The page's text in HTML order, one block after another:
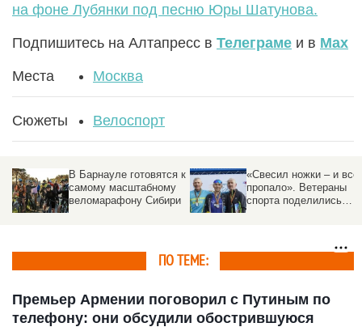
на фоне Лубянки под песню Юры Шатунова.
Подпишитесь на Алтапресс в Телеграме и в Max
Места Москва
Сюжеты Велоспорт
В Барнауле готовятся к
самому масштабному
веломарафону Сибири
«Свесил ножки – и все
пропало». Ветераны
спорта поделились
ПО ТЕМЕ:
Премьер Армении поговорил с Путиным по
телефону: они обсудили обострившуюся